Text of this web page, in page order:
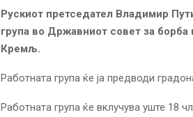
Рускиот претседател Владимир
група во Државниот совет за
Кремљ.
Работната група ќе ја предводи
Работната група ќе вклучува уште 18